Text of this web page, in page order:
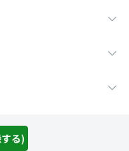
る)
ーCookieポリシー